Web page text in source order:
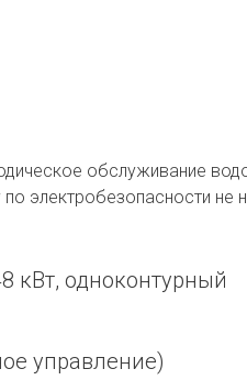
обслуживание
электробезопасности не
кВт, одноконтурный
управление)